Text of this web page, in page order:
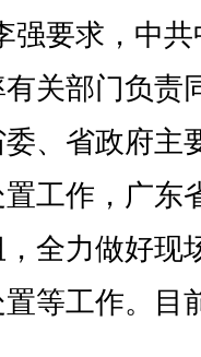
强要求，中
关部门负责
、省政府主
工作，广东
全力做好现
等工作。目